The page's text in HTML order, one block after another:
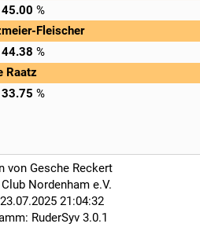
45.00
Fleischer
44.38
Raatz
33.75
von Gesche Reckert
Nordenham e.V.
21:04:32
RuderSyv 3.0.1